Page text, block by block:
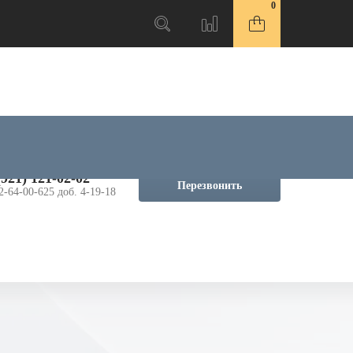
0
121-02-02
64-00-625 доб. 4-19-18
Перезвонить